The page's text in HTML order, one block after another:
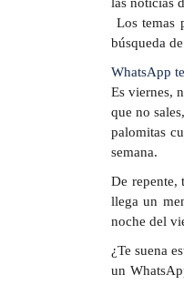
Los temas
búsqueda
WhatsApp
Es viernes,
que no
palomitas
semana.
De repente,
llega un
noche del
¿Te suena
un